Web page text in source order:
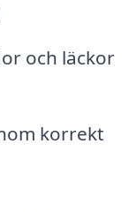
och läckor
korrekt